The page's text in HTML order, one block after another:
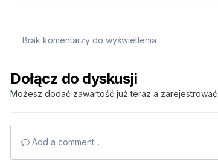
Brak komentarzy do wyświetlenia
Dołącz do dyskusji
Możesz dodać zawartość już teraz a
Add a comment...